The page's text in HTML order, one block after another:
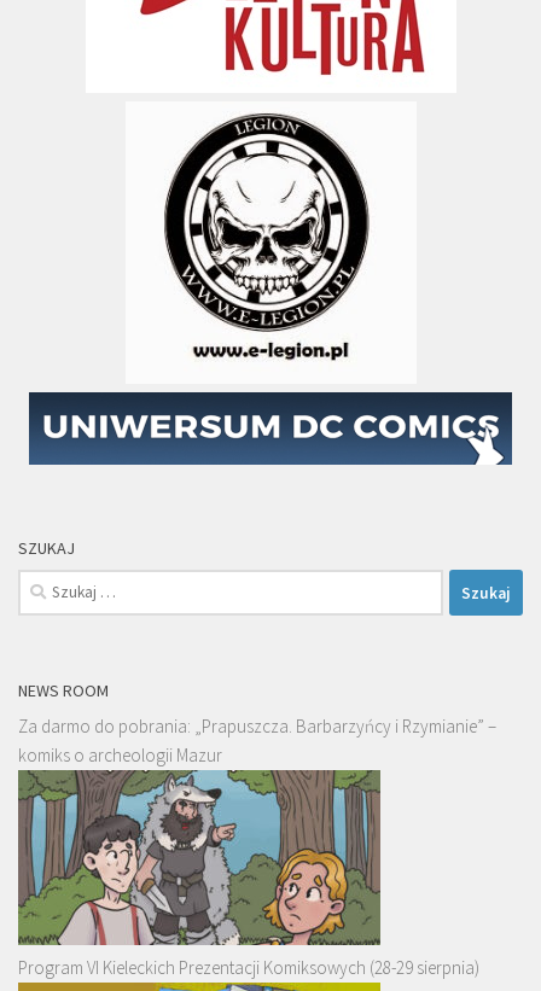
SZUKAJ
Szukaj:
NEWS ROOM
Za darmo do pobrania: „Prapuszcza. Barbarzyńcy i Rzymianie” –
komiks o archeologii Mazur
Program VI Kieleckich Prezentacji Komiksowych (28-29 sierpnia)